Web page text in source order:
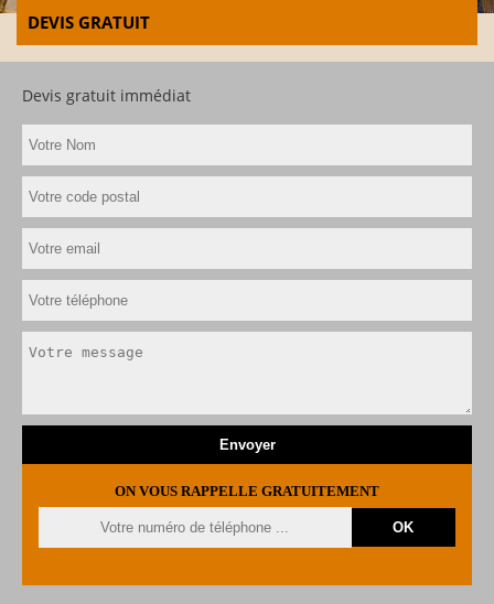
DEVIS GRATUIT
Devis gratuit immédiat
ON VOUS RAPPELLE GRATUITEMENT